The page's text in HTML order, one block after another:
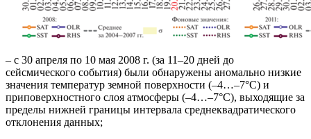
– с 30 апреля по 10 мая 2008 г. (за 11–20 дней до
сейсмического события) были обнаружены аномально низкие
значения температур земной поверхности (–4…–7°C) и
приповерхностного слоя атмосферы (–4…–7°C), выходящие за
пределы нижней границы интервала среднеквадратического
отклонения данных;